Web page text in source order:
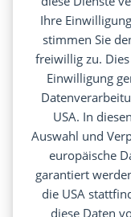
Ihre
stimmen Sie
freiwillig zu.
Einwilligung
USA. In
Auswahl und
europäische
garantiert
die USA
diese Daten
automatisch
vonFlorian|
Mit einer
eine
Home
absenken